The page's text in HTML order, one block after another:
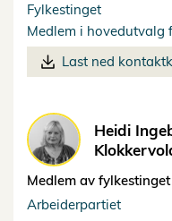
Fylkestinget
Medlem i
Last ned
Heidi
Medlem av fylkestinget
Arbeiderpartiet